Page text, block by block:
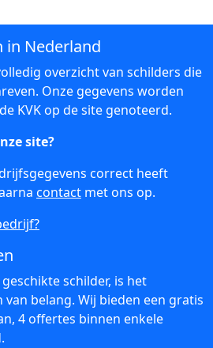
in Nederland
overzicht van schilders die
Onze gegevens worden
KVK op de site genoteerd.
site?
correct heeft
contact met ons op.
schilder, is het
belang. Wij bieden een gratis
4 offertes binnen enkele